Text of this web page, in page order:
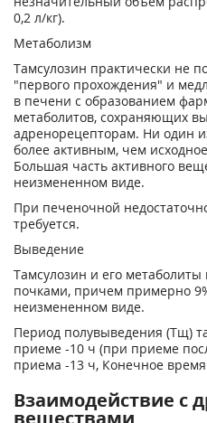
0,2 л/кг).
Метаболизм
Тамсулозин практически не
"первого прохождения" и
в печени с образованием
метаболитов, сохраняющих
адренорецепторам. Ни один
более активным, чем
Большая часть активного
неизмененном виде.
При печеночной
требуется.
Выведение
Тамсулозин и его
почками, причем примерно
неизмененном виде.
Период полувыведения (Тщ)
приеме -10 ч (при приеме
приема -13 ч, Конечное
Взаимодействие с
веществами